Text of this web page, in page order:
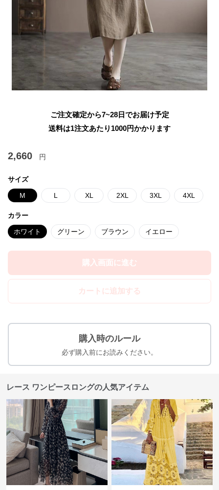
ご注文確定から7~28日でお届け予定
送料は1注文あたり 1000円かかります
2,660 円
サイズ
M L XL 2XL 3XL 4XL
カラー
ホワイト グリーン ブラウン イエロー
購入画面に進む
カートに追加する
購入時のルール
必ず購入前にお読みください。
レース ワンピースロングの人気アイテム